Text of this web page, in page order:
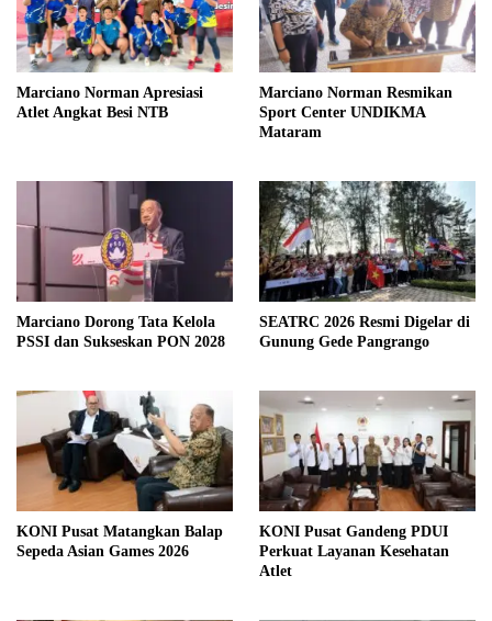
Marciano Norman Apresiasi
Atlet Angkat Besi NTB
Marciano Norman Resmikan
Sport Center UNDIKMA
Mataram
Marciano Dorong Tata Kelola
PSSI dan Sukseskan PON 2028
SEATRC 2026 Resmi Digelar di
Gunung Gede Pangrango
KONI Pusat Matangkan Balap
Sepeda Asian Games 2026
KONI Pusat Gandeng PDUI
Perkuat Layanan Kesehatan
Atlet